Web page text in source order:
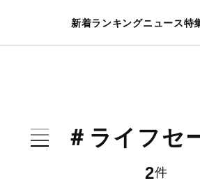
新着ランキングニュース特
暮らし スポーツ ヘルス
＃ライフセ
2件